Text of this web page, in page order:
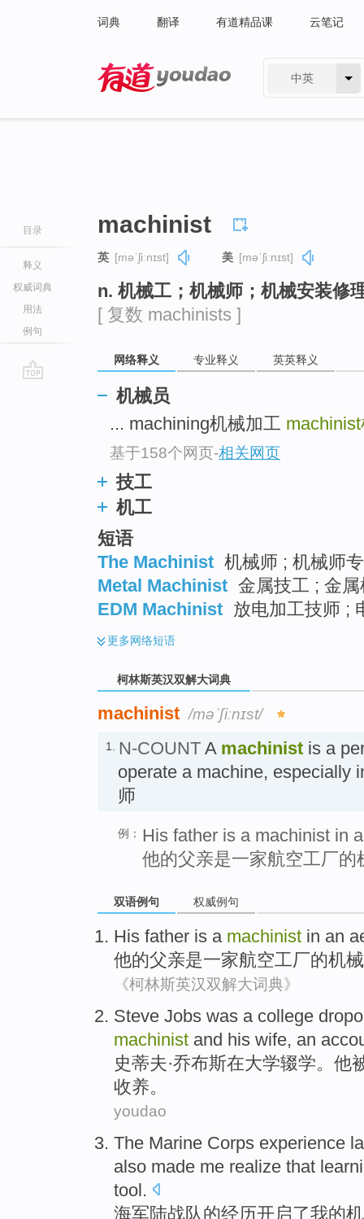
词典 翻译 有道精品课 云笔记
中英
目录
释义
权威词典
用法
例句
machinist
英 [məˈʃiːnɪst] 美 [məˈʃiːnɪst]
n. 机械工；机械师；机械安装修
[ 复数 machinists ]
网络释义 专业释义 英英释义
机械员
... machining机械加工 machinist
基于158个网页-相关网页
技工
机工
短语
The Machinist 机械师 ; 机械师
Metal Machinist 金属技工 ; 金
EDM Machinist 放电加工技师 ;
更多网络短语
柯林斯英汉双解大词典
machinist /məˈʃiːnɪst/
1. N-COUNT A machinist is a
operate a machine, especially
师
例： His father is a machinist in
他的父亲是一家航空工厂的
双语例句 权威例句
His father is a machinist in an
他的父亲是一家航空工厂的机
《柯林斯英汉双解大词典》
Steve Jobs was a college
machinist and his wife, an
史蒂夫·乔布斯在大学辍学。 他
收养。
youdao
The Marine Corps experience
also made me realize that
tool.
海军陆战队的经历开启了我的